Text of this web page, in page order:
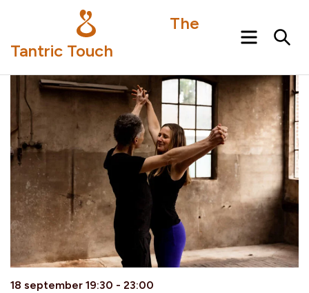
The
Tantric Touch
Menu
18 september 19:30 - 23:00